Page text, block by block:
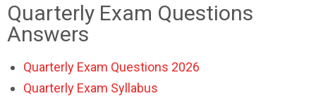
Quarterly Exam Questions
Answers
Quarterly Exam Questions 2026
Quarterly Exam Syllabus